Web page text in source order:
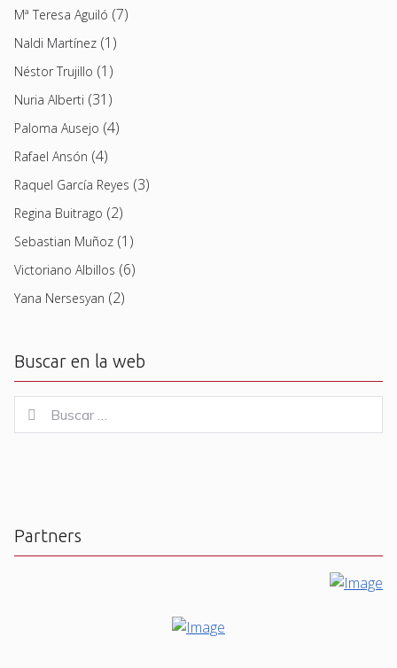
Mª Teresa Aguiló (7)
Naldi Martínez (1)
Néstor Trujillo (1)
Nuria Alberti (31)
Paloma Ausejo (4)
Rafael Ansón (4)
Raquel García Reyes (3)
Regina Buitrago (2)
Sebastian Muñoz (1)
Victoriano Albillos (6)
Yana Nersesyan (2)
Buscar en la web
for:
Buscar
Partners